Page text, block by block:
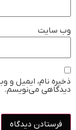
وب‌ سایت
ذخیره نام، ایمیل و
دیدگاهی می‌نویسم.